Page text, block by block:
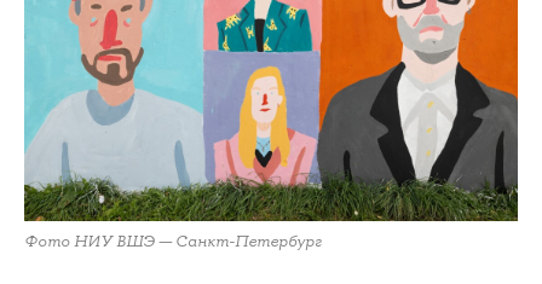
Фото НИУ ВШЭ — Санкт-Петербург